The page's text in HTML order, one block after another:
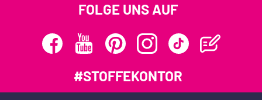
FOLGE UNS AUF
#STOFFEKONTOR